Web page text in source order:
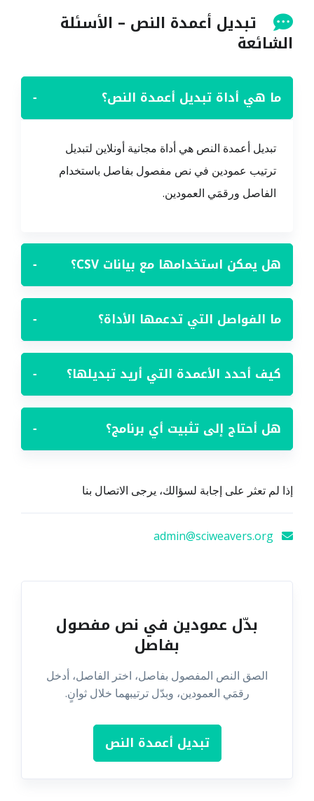
تبديل أعمدة النص – الأسئلة
الشائعة
ما هي أداة تبديل أعمدة النص؟ −
تبديل أعمدة النص هي أداة مجانية أونلاين لتبديل
ترتيب عمودين في نص مفصول بفاصل باستخدام
الفاصل ورقمَي العمودين.
هل يمكن استخدامها مع بيانات CSV؟ −
ما الفواصل التي تدعمها الأداة؟ −
كيف أحدد الأعمدة التي أريد تبديلها؟ −
هل أحتاج إلى تثبيت أي برنامج؟ −
إذا لم تعثر على إجابة لسؤالك، يرجى الاتصال بنا
بدّل عمودين في نص مفصول
بفاصل
الصق النص المفصول بفاصل، اختر الفاصل، أدخل
رقمَي العمودين، وبدّل ترتيبهما خلال ثوانٍ.
تبديل أعمدة النص